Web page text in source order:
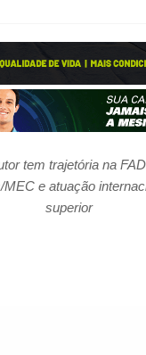
tem trajetória na
e atuação
superior